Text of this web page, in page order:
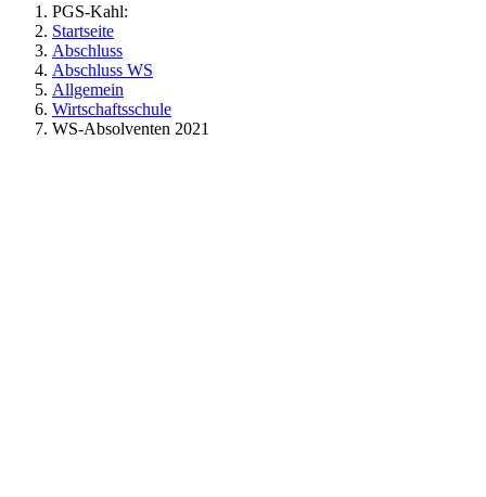
PGS-Kahl:
Startseite
Abschluss
Abschluss WS
Allgemein
Wirtschaftsschule
WS-Absolventen 2021